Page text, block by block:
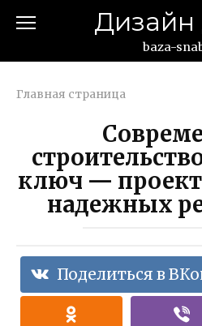
Дизайн
baza-
Главная страница
ключ —
надежных
Поделиться в